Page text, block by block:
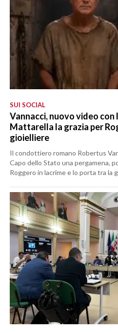
SUI SOCIAL
Vannacci, nuovo video con
Mattarella la grazia per
gioielliere
Il condottiero romano Robertus
Capo dello Stato una pergamena,
Roggero in lacrime e lo porta tra la